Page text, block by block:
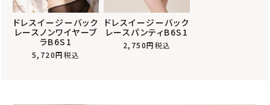
ドレスイージーバック
レースノンワイヤーブ
ラB6S1
5,720 税込
ドレスイージーバック
レースパンティB6S1
2,750 税込